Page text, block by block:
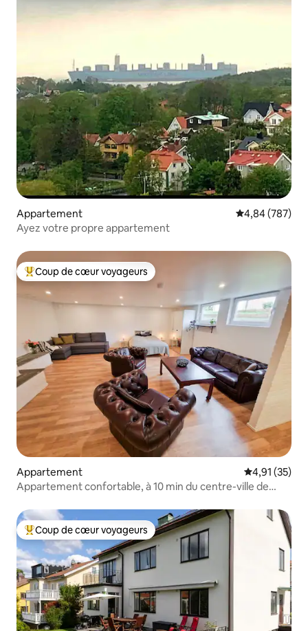
Appartement Évaluation
4,84 (787)
Ayez votre propre appartement
Coups de cœur voyageurs les plus appréciés
Coup de cœur voyageurs
Appartement Évaluation
4,91 (35)
Appartement confortable, à 10 min du centre-ville de
Coups de cœur voyageurs les plus appréciés
Coup de cœur voyageurs